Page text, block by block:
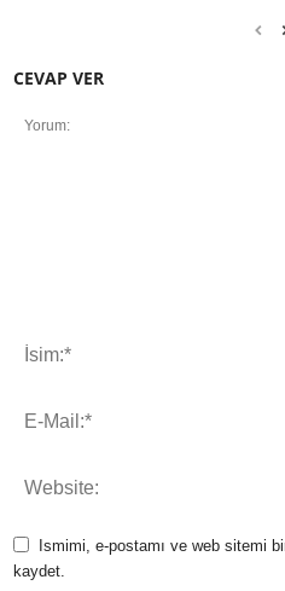
CEVAP VER
Ismimi, e-postamı ve web sitemi
kaydet.